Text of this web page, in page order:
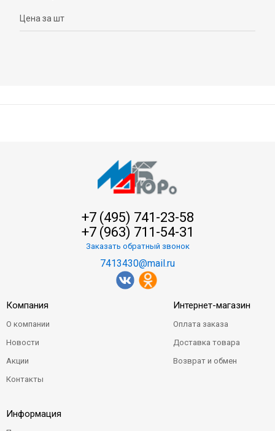
Цена за шт
+7 (495) 741-23-58
+7 (963) 711-54-31
Заказать обратный звонок
7413430@mail.ru
Компания
О компании
Новости
Акции
Контакты
Интернет-магазин
Оплата заказа
Доставка товара
Возврат и обмен
Информация